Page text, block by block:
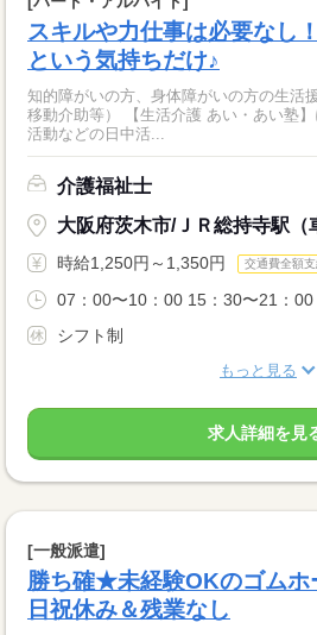
スキルや力仕事は必要なし
という気持ちだけ♪
知的障がいの方、身体障がいの方の生活
移動介助等） 【生活介護 あい・あい塾
活動などの日中活...
介護福祉士
大阪府茨木市/ＪＲ総持寺駅（
時給1,250円～1,350円 交通費全額
07：00〜10：00 15：30〜21：00
シフト制
もっと見る
求人詳細を見
[一般派遣]
勝ち確★未経験OKのゴムホ
日祝休み＆残業なし